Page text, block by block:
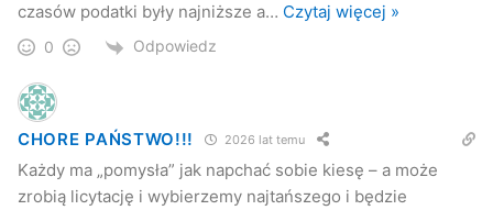
czasów podatki były najniższe a… Czytaj więcej »
0 Odpowiedz
CHORE PAŃSTWO!!! 2026 lat temu
Każdy ma „pomysła” jak napchać sobie kiesę – a może
zrobią licytację i wybierzemy najtańszego i będzie